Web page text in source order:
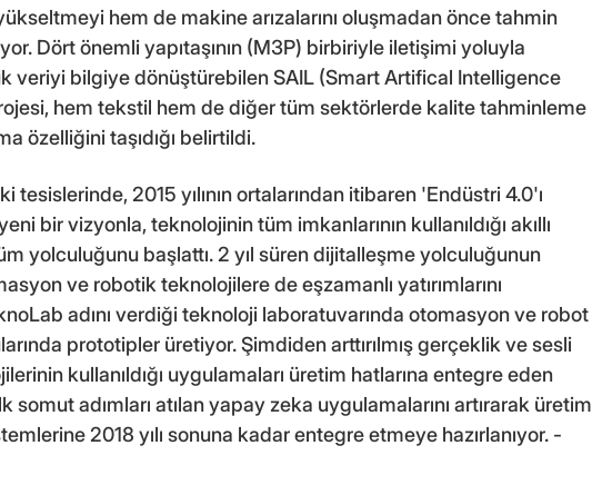
hem de makine arızalarını oluşmadan önce tahmin
Dört önemli yapıtaşının (M3P) birbiriyle iletişimi yoluyla
veriyi bilgiye dönüştürebilen SAIL (Smart Artifical Intelligence
hem tekstil hem de diğer tüm sektörlerde kalite tahminleme
özelliğini taşıdığı belirtildi.
tesislerinde, 2015 yılının ortalarından itibaren 'Endüstri 4.0'ı
bir vizyonla, teknolojinin tüm imkanlarının kullanıldığı akıllı
yolculuğunu başlattı. 2 yıl süren dijitalleşme yolculuğunun
ve robotik teknolojilere de eşzamanlı yatırımlarını
adını verdiği teknoloji laboratuvarında otomasyon ve robot
prototipler üretiyor. Şimdiden arttırılmış gerçeklik ve sesli
kullanıldığı uygulamaları üretim hatlarına entegre eden
somut adımları atılan yapay zeka uygulamalarını artırarak üretim
2018 yılı sonuna kadar entegre etmeye hazırlanıyor. -